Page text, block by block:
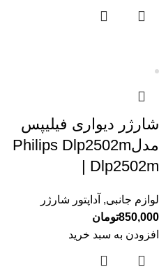
شارژر دیواری فیلیپس
مدلPhilips Dlp2502m
| Dlp2502m
لوازم جانبی, آداپتور شارژر
850,000تومان
افزودن به سبد خرید